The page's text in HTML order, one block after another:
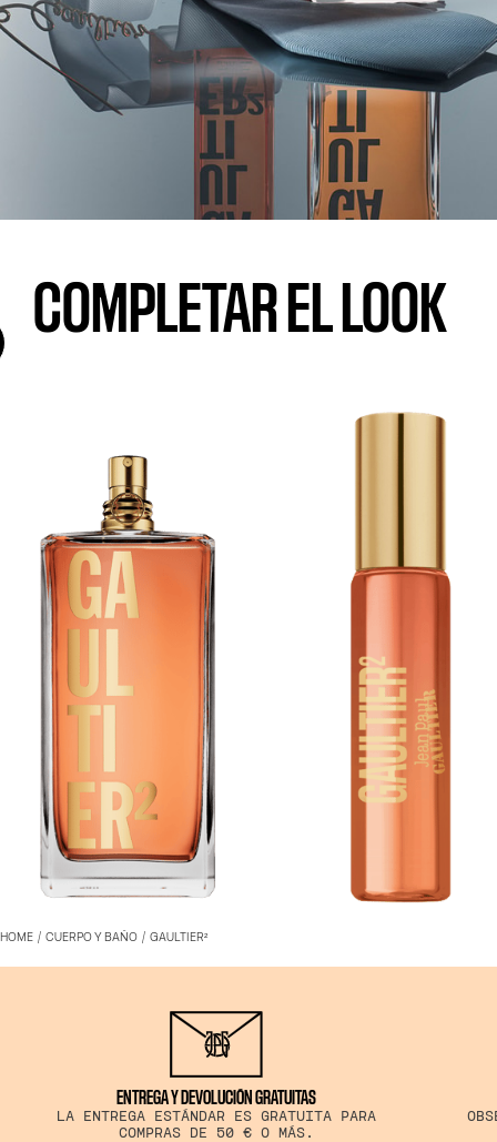
COMPLETAR EL LOOK
GAULTIER²
EAU DE PARFUM
locamente carnal
DESCUBRIR
HOME CUERPO Y BAÑO GAULTIER²
ENTREGA Y DEVOLUCIÓN GRATUITAS
LA ENTREGA ESTÁNDAR ES GRATUITA PARA
COMPRAS DE 50 € O MÁS.